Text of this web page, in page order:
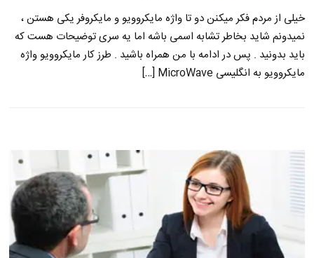
خیلی از مردم فکر میکنن دو تا واژه مایکروویو و مایکروفر یکی هستن ،
نمیدونم شاید بخاطر تشابه اسمی باشه اما یه سری توضیحات هست که
باید بدونید . پس در ادامه با من همراه باشید . طرز کار مایکروویو واژه
مایکروویو به انگلیسی MicroWave […]